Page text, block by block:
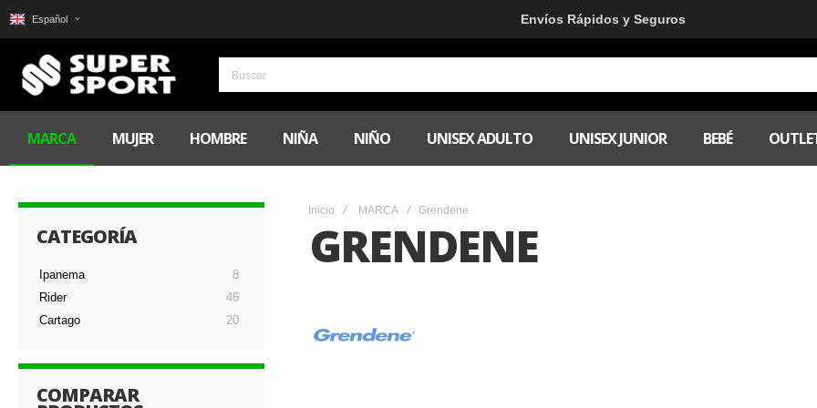
Español Envíos Rápidos y Seguros
MARCA MUJER HOMBRE NIÑA NIÑO UNISEX ADULTO UNISEX JUNIOR BEBÉ
Inicio MARCA Grendene
GRENDENE
CATEGORÍA
Ipanema
8
Rider
46
Cartago
20
COMPARAR